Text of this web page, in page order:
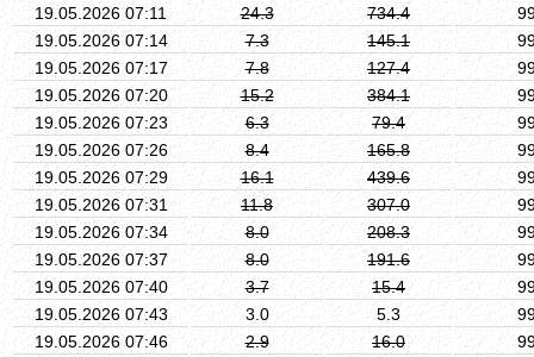
19.05.2026 07:11
24.3 734.4
19.05.2026 07:14
7.3 145.1
19.05.2026 07:17
7.8 127.4
19.05.2026 07:20
15.2 384.1
19.05.2026 07:23
6.3 79.4
19.05.2026 07:26
8.4 165.8
19.05.2026 07:29
16.1 439.6
19.05.2026 07:31
11.8 307.0
19.05.2026 07:34
8.0 208.3
19.05.2026 07:37
8.0 191.6
19.05.2026 07:40
3.7 15.4
19.05.2026 07:43
3.0 5.3
19.05.2026 07:46
2.9 16.0